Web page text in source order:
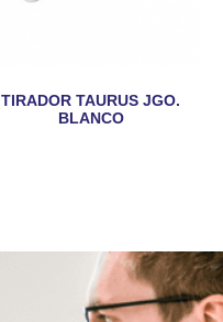
TIRADOR TAURUS JGO.
BLANCO